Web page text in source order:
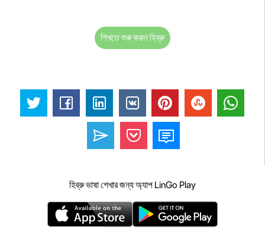
শিখতে শুরু করুন হিব্রু
হিব্রু ভাষা শেখার জন্য অ্যাপ LinGo Play